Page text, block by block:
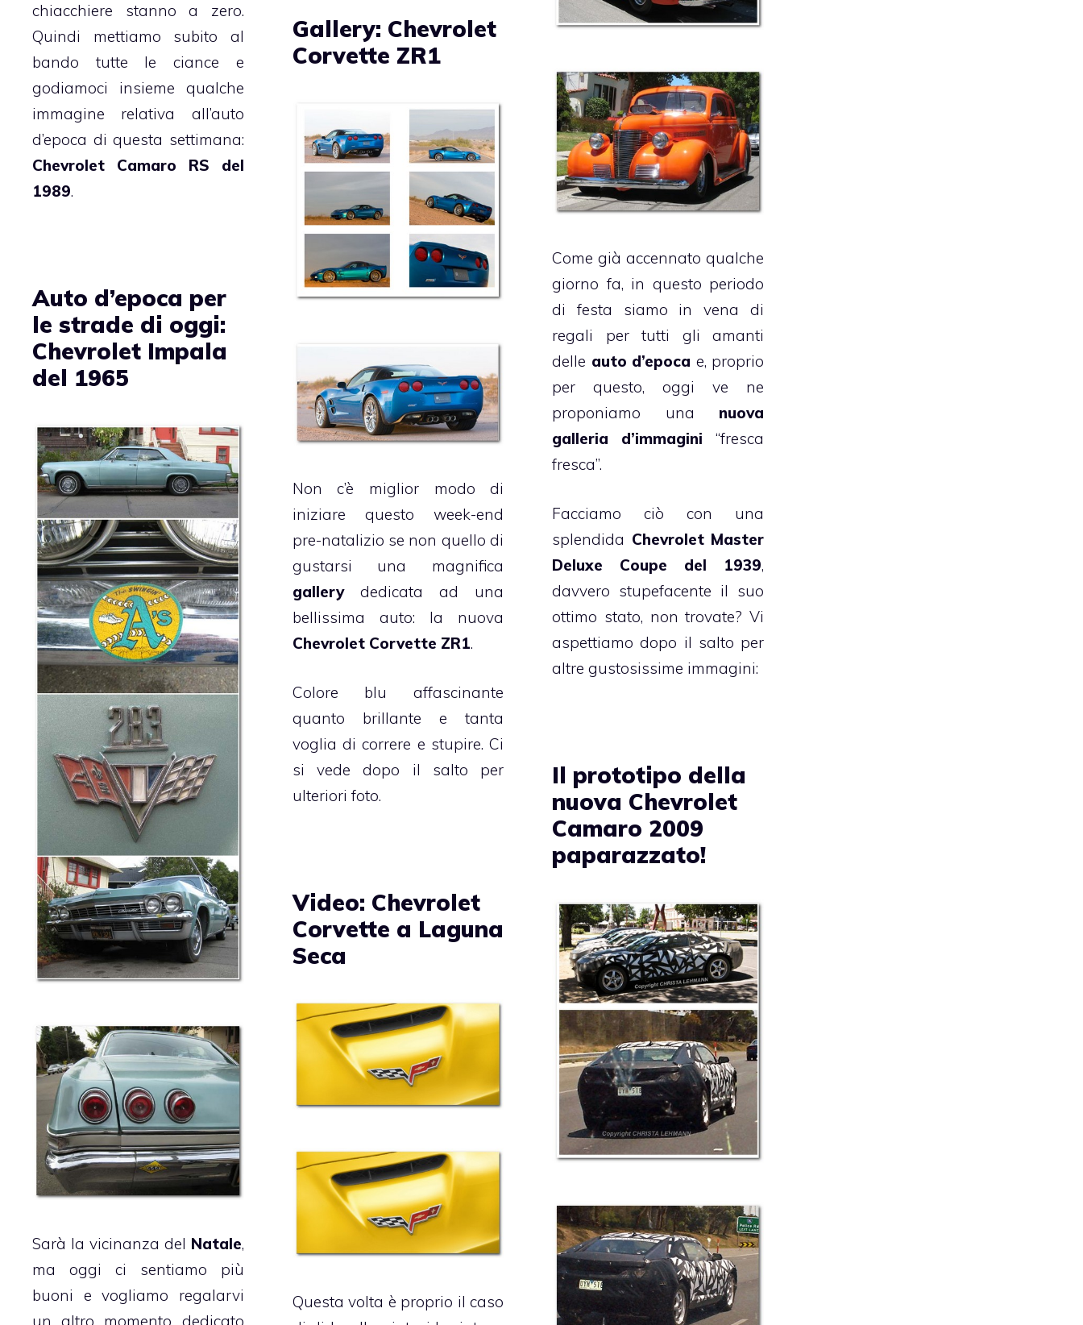
chiacchiere stanno a zero.
Quindi mettiamo subito al
bando tutte le ciance e
godiamoci insieme qualche
immagine relativa all’auto
d’epoca di questa settimana:
Chevrolet Camaro RS del
1989.
Comegià accennato qualche
giorno fa, in questo periodo
di festa siamo in vena di
regali per tutti gli amanti
delle auto d’epoca e, proprio
per questo, oggi ve ne
proponiamo una nuova
galleria d’immagini “fresca
fresca”.
Facciamo ciò con una
splendida Chevrolet Master
Deluxe Coupe del 1939,
davvero stupefacente il suo
ottimo stato, non trovate? Vi
aspettiamo dopo il salto per
altre gustosissime immagini:
Gallery: Chevrolet
Corvette ZR1
Non c’è miglior modo di
iniziare questo week-end
pre-natalizio se non quello di
gustarsi una magnifica
gallerydedicata ad una
bellissima auto: la nuova
Chevrolet Corvette ZR1.
Colore blu affascinante
quanto brillante e tanta
voglia di correre e stupire. Ci
si vede dopo il salto per
ulteriori foto.
Auto d’epoca per
le strade di oggi:
Chevrolet Impala
del 1965
Sarà la vicinanza del Natale,
ma oggi ci sentiamo più
buoni e vogliamo regalarvi
un altro momento dedicato
Il prototipo della
nuova Chevrolet
Camaro 2009
paparazzato!
Video: Chevrolet
Corvette a Laguna
Seca
Questa volta è proprio il caso